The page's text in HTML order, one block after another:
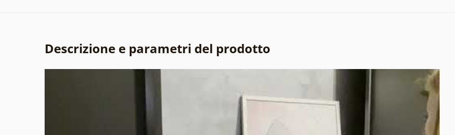
Descrizione e parametri del prodotto